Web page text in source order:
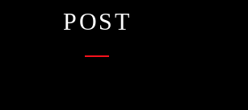
POST